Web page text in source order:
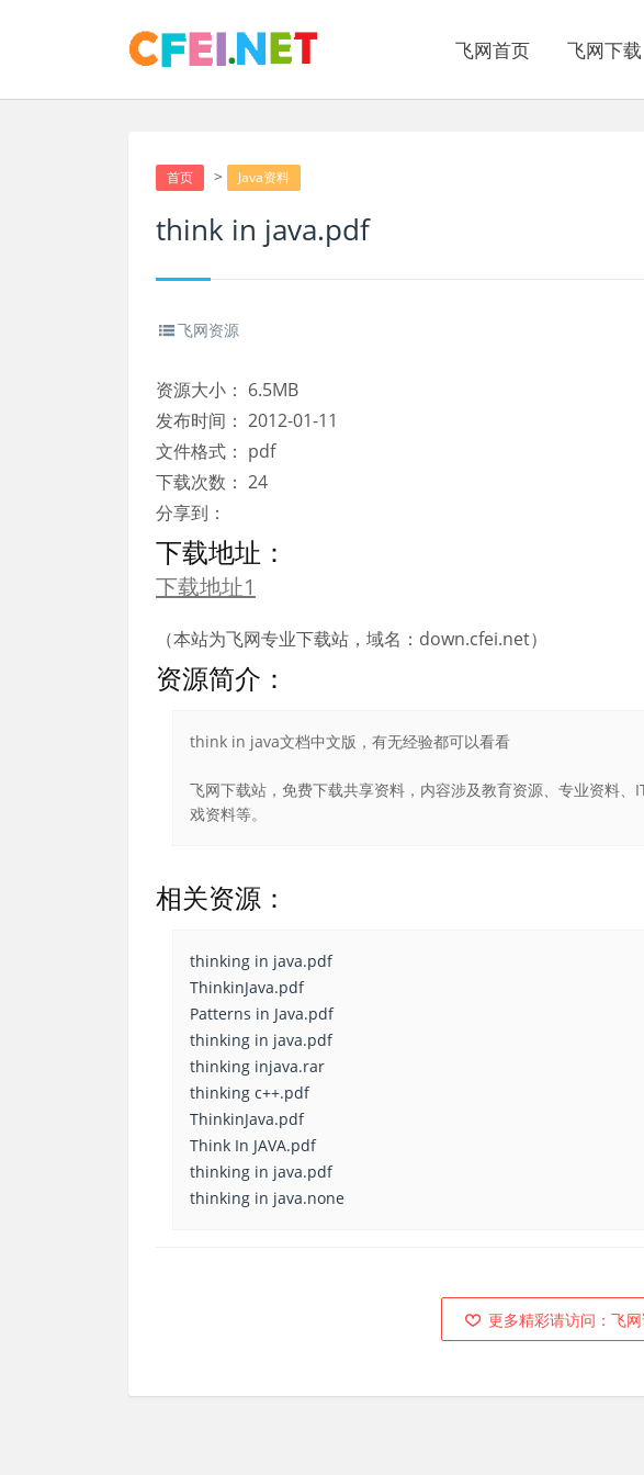
飞网首页 飞网下载
首页 > Java资料
think in java.pdf
飞网资源
资源大小： 6.5MB
发布时间： 2012-01-11
文件格式： pdf
下载次数： 24
分享到：
下载地址：
下载地址1
（本站为飞网专业下载站，域名：down.cfei.net）
资源简介：
think in java文档中文版，有无经验都可以看看
飞网下载站，免费下载共享资料，内容涉及教育资源、专业资料
戏资料等。
相关资源：
thinking in java.pdf
ThinkinJava.pdf
Patterns in Java.pdf
thinking in java.pdf
thinking injava.rar
thinking c++.pdf
ThinkinJava.pdf
Think In JAVA.pdf
thinking in java.pdf
thinking in java.none
更多精彩请访问：飞